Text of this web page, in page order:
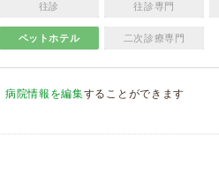
往診 往診専門
ペットホテル 二次診療専門
病院情報を編集することができます